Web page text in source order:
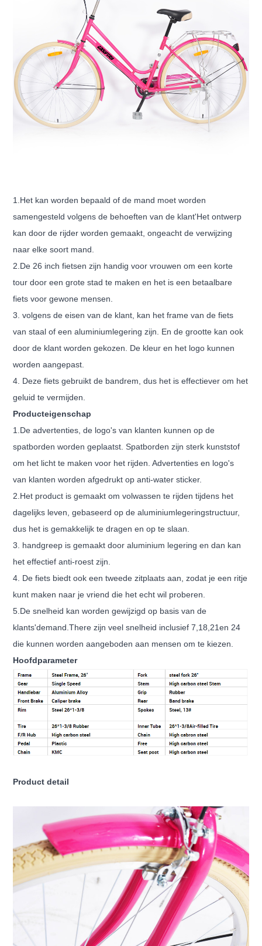
1.Het kan worden bepaald of de mand moet worden
samengesteld volgens de behoeften van de klant'Het ontwerp
kan door de rijder worden gemaakt, ongeacht de verwijzing
naar elke soort mand.
2.De 26 inch fietsen zijn handig voor vrouwen om een korte
tour door een grote stad te maken en het is een betaalbare
fiets voor gewone mensen.
3. volgens de eisen van de klant, kan het frame van de fiets
van staal of een aluminiumlegering zijn. En de grootte kan ook
door de klant worden gekozen. De kleur en het logo kunnen
worden aangepast.
4. Deze fiets gebruikt de bandrem, dus het is effectiever om het
geluid te vermijden.
Producteigenschap
1.De advertenties, de logo's van klanten kunnen op de
spatborden worden geplaatst. Spatborden zijn sterk kunststof
om het licht te maken voor het rijden. Advertenties en logo's
van klanten worden afgedrukt op anti-water sticker.
2.Het product is gemaakt om volwassen te rijden tijdens het
dagelijks leven, gebaseerd op de aluminiumlegeringstructuur,
dus het is gemakkelijk te dragen en op te slaan.
3. handgreep is gemaakt door aluminium legering en dan kan
het effectief anti-roest zijn.
4. De fiets biedt ook een tweede zitplaats aan, zodat je een ritje
kunt maken naar je vriend die het echt wil proberen.
5.De snelheid kan worden gewijzigd op basis van de
klants'demand.There zijn veel snelheid inclusief 7,18,21en 24
die kunnen worden aangeboden aan mensen om te kiezen.
Hoofdparameter
Product detail